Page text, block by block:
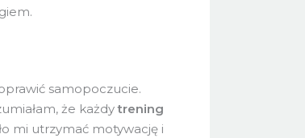
samopoczucie.
że każdytrening
mi utrzymać motywację i